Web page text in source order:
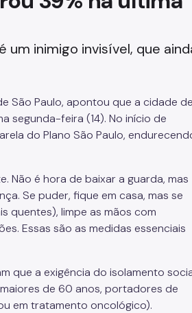
e Taxas
Milhão
e Benefícios
um inimigo invisível, que
São Paulo, apontou que a cidade de
segunda-feira (14). No início de
do Plano São Paulo,
Não é hora de baixar a guarda, mas
Se puder, fique em casa, mas se
quentes), limpe as mãos com
Essas são as medidas essenciais
que a exigência do isolamento
de 60 anos, portadores de
em tratamento oncológico).